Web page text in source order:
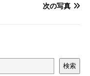
次の写真
検索